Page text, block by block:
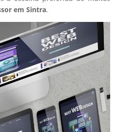
em Sintra.